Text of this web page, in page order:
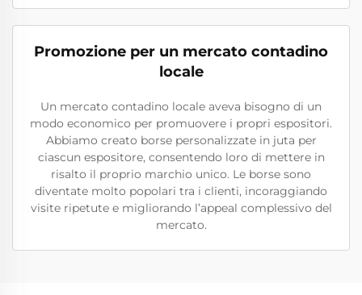
Promozione per un mercato contadino
locale
Un mercato contadino locale aveva bisogno di un
modo economico per promuovere i propri espositori.
Abbiamo creato borse personalizzate in juta per
ciascun espositore, consentendo loro di mettere in
risalto il proprio marchio unico. Le borse sono
diventate molto popolari tra i clienti, incoraggiando
visite ripetute e migliorando l’appeal complessivo del
mercato.